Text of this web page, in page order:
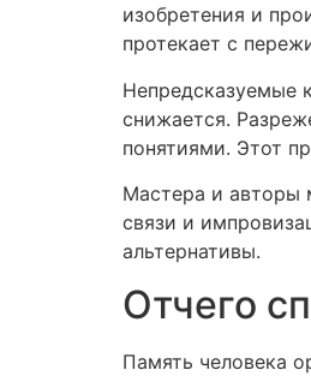
изобретения и
протекает с
Непредсказуемые
снижается.
понятиями. Этот
Мастера и авторы
связи и
альтернативы.
Отчего
Память человека